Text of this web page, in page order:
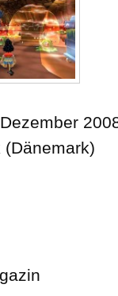
(Dänemark)